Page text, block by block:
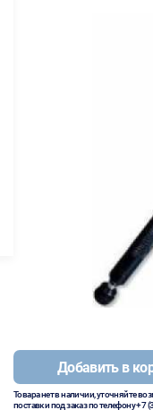
Добавить в
Товара нет в наличии, уточняйте
поставки под заказ по телефону+7